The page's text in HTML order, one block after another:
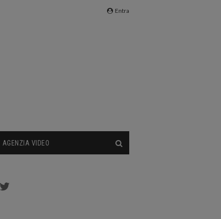
Entra
AGENZIA VIDEO